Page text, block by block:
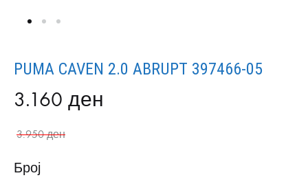
PUMA CAVEN 2.0 ABRUPT 397466-05
3.160 ден
3.950ден
Број